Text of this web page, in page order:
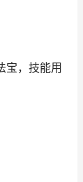
宝，技能用